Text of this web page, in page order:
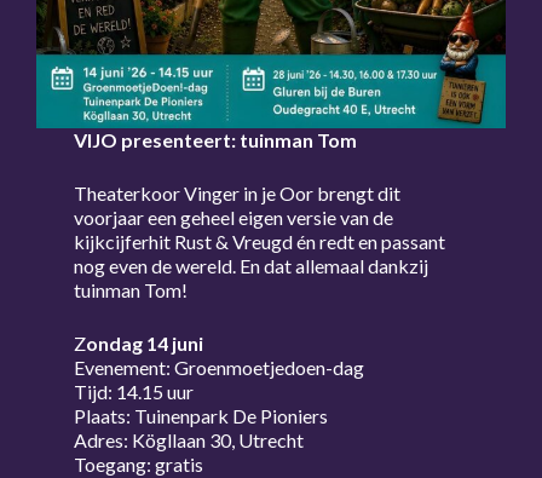
VIJO presenteert: tuinman Tom
Theaterkoor Vinger in je Oor brengt dit
voorjaar een geheel eigen versie van de
kijkcijferhit Rust & Vreugd én redt en passant
nog even de wereld. En dat allemaal dankzij
tuinman Tom!
Zondag 14 juni
Evenement: Groenmoetjedoen-dag
Tijd: 14.15 uur
Plaats: Tuinenpark De Pioniers
Adres: Kögllaan 30, Utrecht
Toegang: gratis